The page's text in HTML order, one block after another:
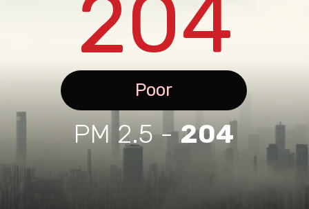
204
PM 2.5 -204
Poor